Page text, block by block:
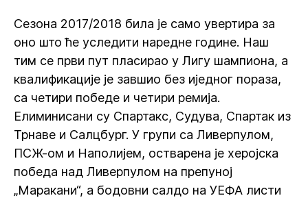
Сезона 2017/2018 била је само увертира за
оно што ће уследити наредне године. Наш
тим се први пут пласирао у Лигу шампиона, а
квалификације је завшио без иједног пораза,
са четири победе и четири ремија.
Елиминисани су Спартакс, Судува, Спартак из
Трнаве и Салцбург. У групи са Ливерпулом,
ПСЖ-ом и Наполијем, остварена је херојска
победа над Ливерпулом на препуној
„Маракани“, а бодовни салдо на УЕФА листи